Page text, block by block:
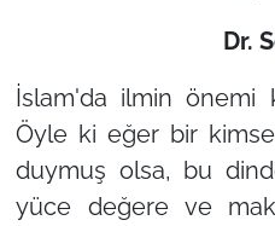
Dr.
İslam'da ilmin önemi
Öyle ki eğer bir kimse
duymuş olsa, bu
yüce değere ve